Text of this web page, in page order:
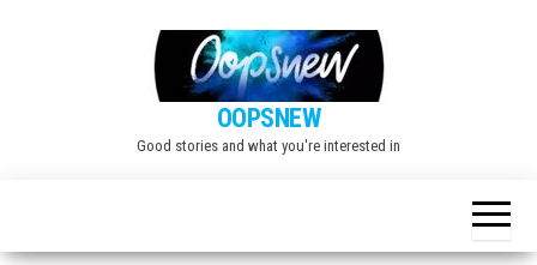
OOPSNEW
Good stories and what you're interested in